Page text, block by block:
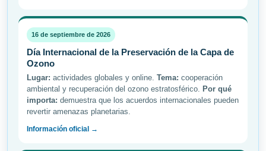
16 de septiembre de 2026
Día Internacional de la Preservación de la Capa de
Ozono
Lugar: actividades globales y online. Tema: cooperación
ambiental y recuperación del ozono estratosférico. Por qué
importa: demuestra que los acuerdos internacionales pueden
revertir amenazas planetarias.
Información oficial →